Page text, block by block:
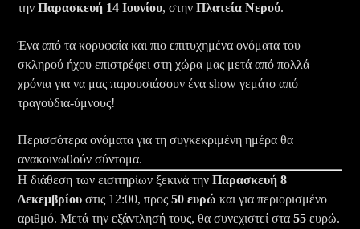
τηνΠαρασκευή 14 Ιουνίου, στηνΠλατεία Νερού.
Ένα από τα κορυφαία και πιο επιτυχημένα ονόματα του
σκληρού ήχου επιστρέφει στη χώρα μας μετά από πολλά
χρόνια για να μας παρουσιάσουν ένα show γεμάτο από
τραγούδια-ύμνους!
Περισσότερα ονόματα για τη συγκεκριμένη ημέρα θα
ανακοινωθούν σύντομα.
Η διάθεση των εισιτηρίων ξεκινά τηνΠαρασκευή 8
Δεκεμβρίουστις 12:00, προς50 ευρώκαι για περιορισμένο
αριθμό. Μετά την εξάντλησή τους, θα συνεχιστεί στα55ευρώ.